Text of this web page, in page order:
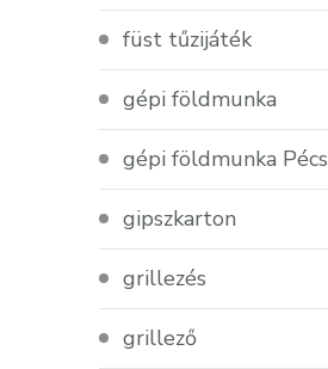
füst tűzijáték
gépi földmunka
gépi földmunka Pécs
gipszkarton
grillezés
grillező